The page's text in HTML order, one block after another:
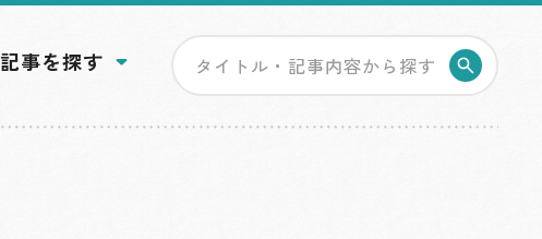
記事を探す